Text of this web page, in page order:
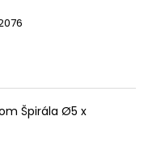
Špirála Ø5 x